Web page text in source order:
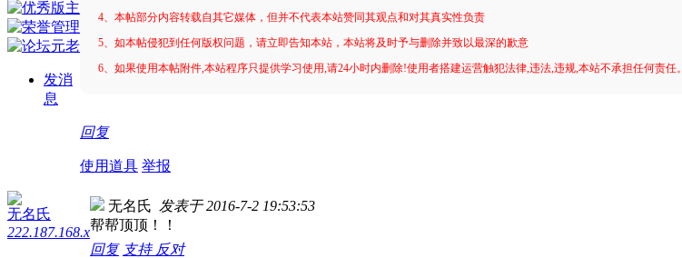
发消
息
4、本帖部分内容转载自其它媒体，但并不代表本站赞同其观点和对其真实性负责
5、如本帖侵犯到任何版权问题，请立即告知本站，本站将及时予与删除并致以最深的歉意
6、如果使用本帖附件,本站程序只提供学习使用,请24小时内删除!使用者搭建运营触犯法律,违法,违规,本站不承担任何责任。
回复
使用道具 举报
无名氏
222.187.168.x
无名氏 发表于 2016-7-2 19:53:53
帮帮顶顶！！
回复 支持 反对